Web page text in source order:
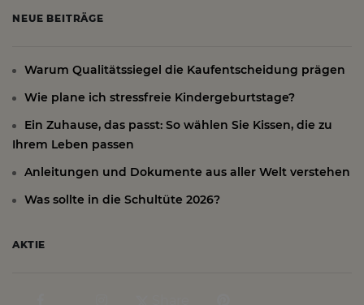
NEUE BEITRÄGE
Warum Qualitätssiegel die Kaufentscheidung prägen
Wie plane ich stressfreie Kindergeburtstage?
Ein Zuhause, das passt: So wählen Sie Kissen, die zu
Ihrem Leben passen
Anleitungen und Dokumente aus aller Welt verstehen
Was sollte in die Schultüte 2026?
AKTIE